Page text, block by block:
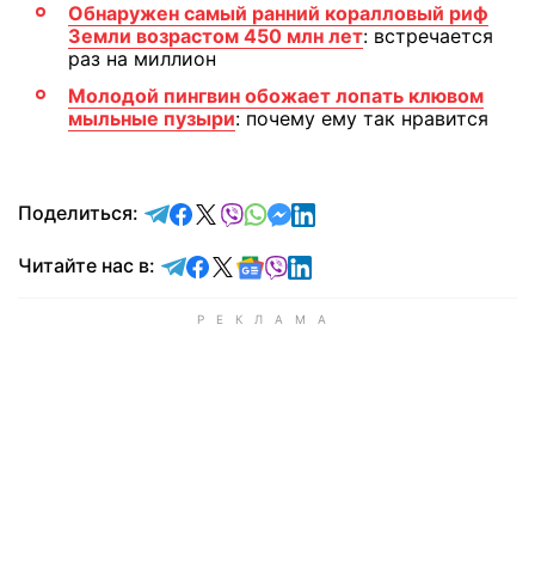
Обнаружен самый ранний коралловый риф
Земли возрастом 450 млн лет: встречается
раз на миллион
Молодой пингвин обожает лопать клювом
мыльные пузыри: почему ему так нравится
Поделиться: отправить в Telegram
поделиться в Facebook
поделиться в X
отправить в Viber
отправить в Whatsapp
отправить в Messenger
отправить в LinkedIn
Читайте нас в: Читайте в Telegram
Читайте в Facebook
Читайте в X
Читайте в Google news
Читайте в Viber
Читайте в LinkedIn